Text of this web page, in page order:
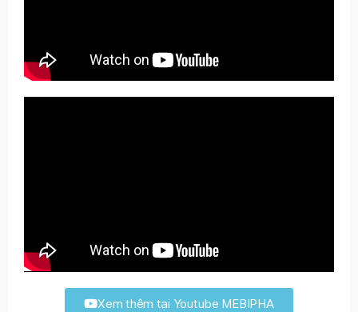
Xem thêm tại Youtube MEBIPHA